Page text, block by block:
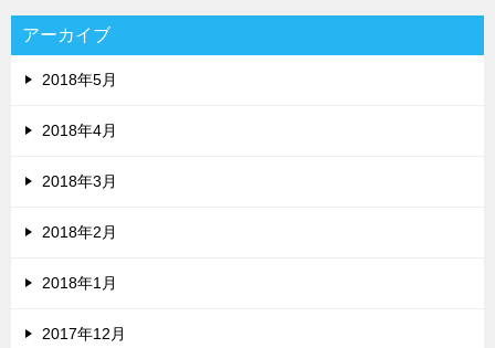
アーカイブ
2018年5月
2018年4月
2018年3月
2018年2月
2018年1月
2017年12月